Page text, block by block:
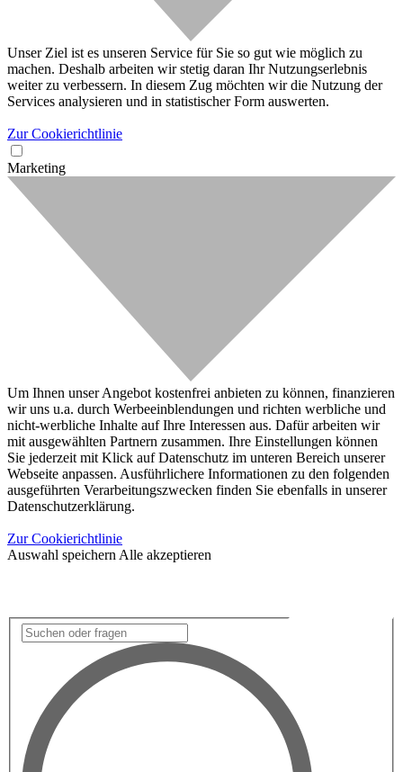
Unser Ziel ist es unseren Service für Sie so gut wie möglich zu
machen. Deshalb arbeiten wir stetig daran Ihr Nutzungserlebnis
weiter zu verbessern. In diesem Zug möchten wir die Nutzung der
Services analysieren und in statistischer Form auswerten.
Zur Cookierichtlinie
Marketing
Um Ihnen unser Angebot kostenfrei anbieten zu können, finanzieren
wir uns u.a. durch Werbeeinblendungen und richten werbliche und
nicht-werbliche Inhalte auf Ihre Interessen aus. Dafür arbeiten wir
mit ausgewählten Partnern zusammen. Ihre Einstellungen können
Sie jederzeit mit Klick auf Datenschutz im unteren Bereich unserer
Webseite anpassen. Ausführlichere Informationen zu den folgenden
ausgeführten Verarbeitungszwecken finden Sie ebenfalls in unserer
Datenschutzerklärung.
Zur Cookierichtlinie
Auswahl speichern Alle akzeptieren